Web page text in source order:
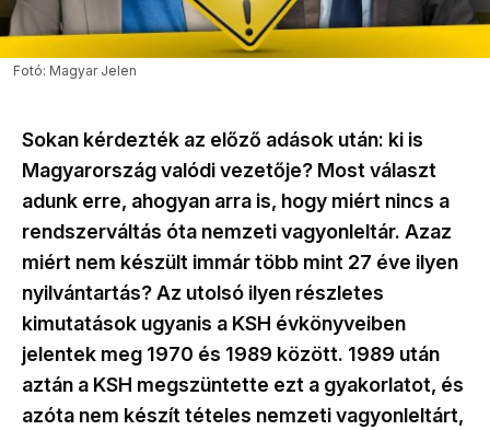
Fotó: Magyar Jelen
Sokan kérdezték az előző adások után: ki is
Magyarország valódi vezetője? Most választ
adunk erre, ahogyan arra is, hogy miért nincs a
rendszerváltás óta nemzeti vagyonleltár. Azaz
miért nem készült immár több mint 27 éve ilyen
nyilvántartás? Az utolsó ilyen részletes
kimutatások ugyanis a KSH évkönyveiben
jelentek meg 1970 és 1989 között. 1989 után
aztán a KSH megszüntette ezt a gyakorlatot, és
azóta nem készít tételes nemzeti vagyonleltárt,